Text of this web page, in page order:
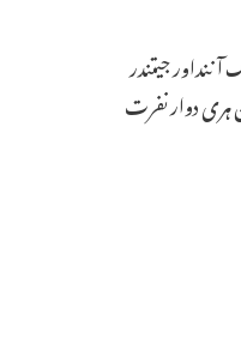
جیتندر
ہری دوار نفرت